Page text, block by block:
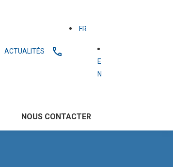
ACTUALITÉS
FR
E
N
NOUS CONTACTER